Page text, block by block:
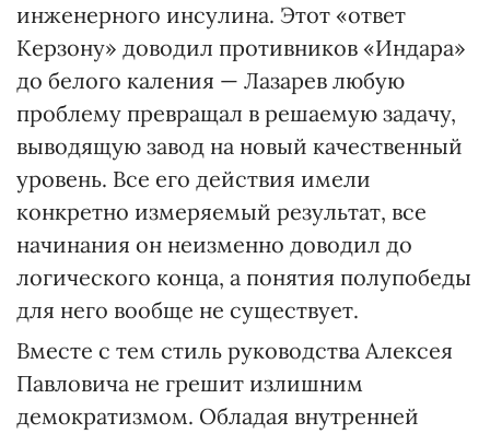
инженерного инсулина. Этот «ответ
Керзону» доводил противников «Индара»
до белого каления — Лазарев любую
проблему превращал в решаемую задачу,
выводящую завод на новый качественный
уровень. Все его действия имели
конкретно измеряемый результат, все
начинания он неизменно доводил до
логического конца, а понятия полупобеды
для него вообще не существует.
Вместе с тем стиль руководства Алексея
Павловича не грешит излишним
демократизмом. Обладая внутренней